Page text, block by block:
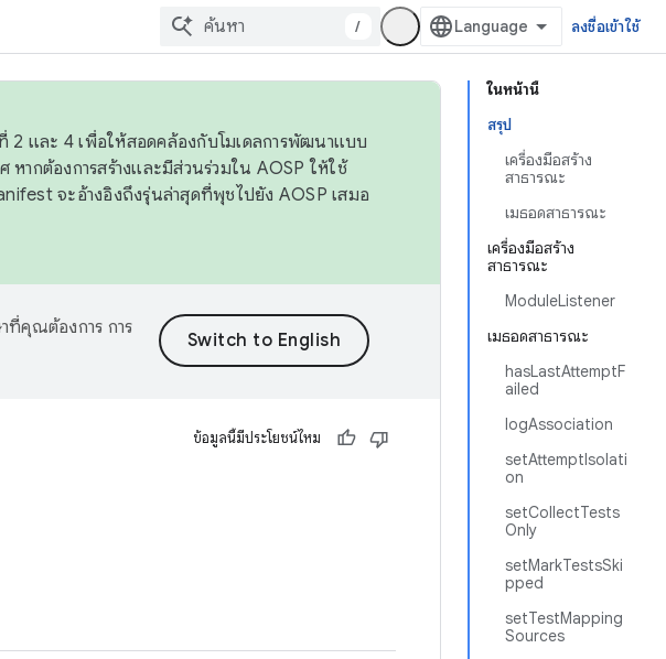
/ ลงชื่อเข้าใช้
ในหน้านี้
สรุป
เครื่องมือสร้าง
สาธารณะ
เมธอดสาธารณะ
เครื่องมือสร้าง
สาธารณะ
ModuleListener
เมธอดสาธารณะ
hasLastAttemptF
ailed
logAssociation
setAttemptIsolati
on
setCollectTests
Only
setMarkTestsSki
pped
setTestMapping
Sources
2 และ 4 เพื่อให้สอดคล้องกับโมเดลการพัฒนาแบบ
ากต้องการสร้างและมีส่วนร่วมใน AOSP ให้ใช้
จะอ้างอิงถึงรุ่นล่าสุดที่พุชไปยัง AOSP เสมอ
ที่คุณต้องการ การ
ข้อมูลนี้มีประโยชน์ไหม